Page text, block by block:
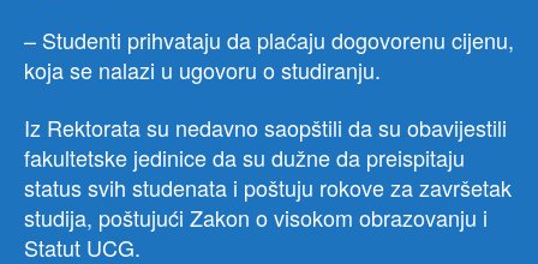
– Studenti prihvataju da plaćaju dogovorenu cijenu,
koja se nalazi u ugovoru o studiranju.
Iz Rektorata su nedavno saopštili da su obavijestili
fakultetske jedinice da su dužne da preispitaju
status svih studenata i poštuju rokove za završetak
studija, poštujući Zakon o visokom obrazovanju i
Statut UCG.